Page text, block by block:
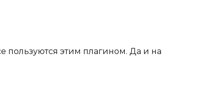
пользуются этим плагином. Да и на